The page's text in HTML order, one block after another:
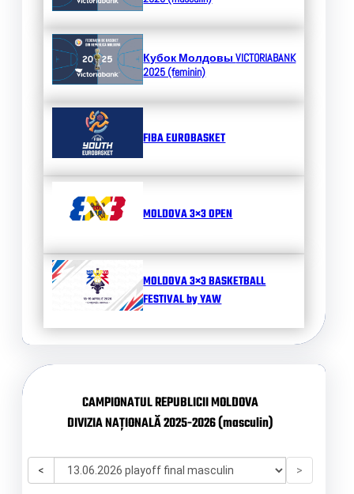
Кубок МолдовыVICTORIABANK
2025 (feminin)
FIBA EUROBASKET
MOLDOVA 3×3 OPEN
MOLDOVA 3×3 BASKETBALL
FESTIVAL by YAW
CAMPIONATUL REPUBLICII MOLDOVA
DIVIZIA NAȚIONALĂ 2025-2026 (masculin)
< >